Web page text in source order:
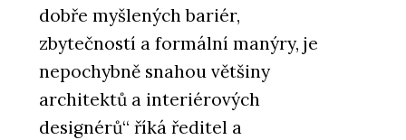
dobře myšlených bariér,
zbytečností a formální manýry, je
nepochybně snahou většiny
architektů a interiérových
designérů“ říká ředitel a